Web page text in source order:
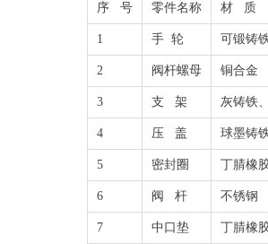
序 号
零件名称 材 质
1 手 轮 可锻铸
2 阀杆螺母 铜合金
3 支 架 灰铸铁
4 压 盖 球墨铸
5 密封圈 丁腈橡
6 阀 杆 不锈钢
7 中口垫 丁腈橡